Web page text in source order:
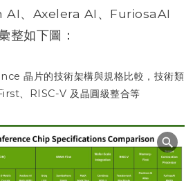
、Axelera AI、FuriosaAI
整如下圖：
晶片的技術架構與規格比較，技術類
、RISC-V 及晶圓級整合等